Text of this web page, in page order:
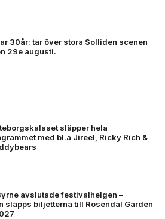
30år: tar över stora Solliden scenen
29e augusti.
släpper hela
med bl.a Jireel, Ricky Rich &
avslutade festivalhelgen –
släpps biljetterna till Rosendal Garden